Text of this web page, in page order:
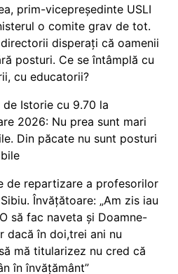
prim-vicepreședinte USLI
o comite grav de tot.
disperați că oamenii
posturi. Ce se întâmplă cu
cu educatorii?
de Istorie cu 9.70 la
2026: Nu prea sunt mari
Din păcate nu sunt posturi
de repartizare a profesorilor
Învățătoare: „Am zis iau
să fac naveta și Doamne-
dacă în doi,trei ani nu
mă titularizez nu cred că
în învățământ”